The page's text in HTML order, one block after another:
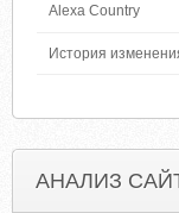
Alexa Country
История
АНАЛИЗ